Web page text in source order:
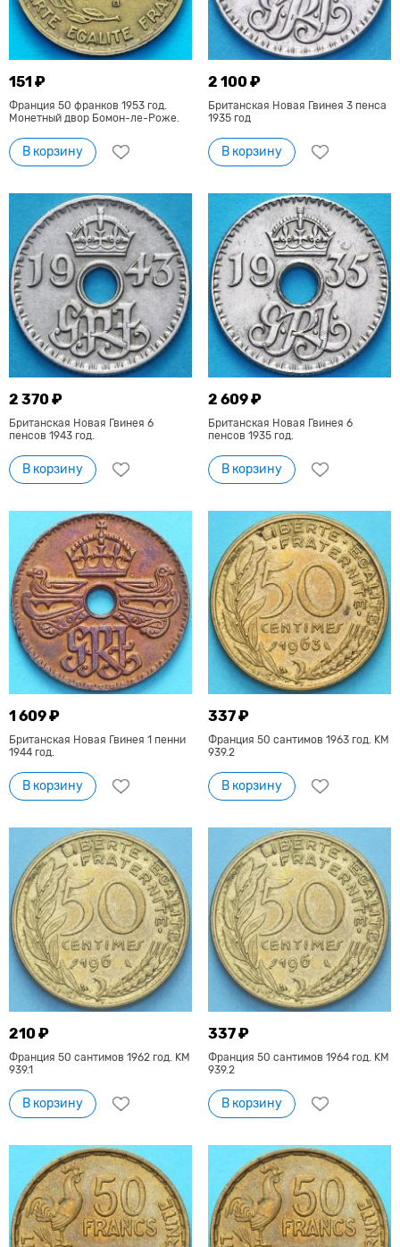
151 ₽
Франция 50 франков 1953 год.
Монетный двор Бомон-ле-Роже.
В корзину
2 100 ₽
Британская Новая Гвинея 3 пенса
1935 год
В корзину
2 370 ₽
Британская Новая Гвинея 6
пенсов 1943 год.
В корзину
2 609 ₽
Британская Новая Гвинея 6
пенсов 1935 год.
В корзину
1 609 ₽
Британская Новая Гвинея 1 пенни
1944 год.
В корзину
337 ₽
Франция 50 сантимов 1963 год. KM
939.2
В корзину
210 ₽
Франция 50 сантимов 1962 год. KM
939.1
В корзину
337 ₽
Франция 50 сантимов 1964 год. KM
939.2
В корзину